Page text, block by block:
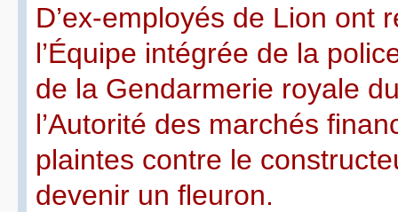
D’ex-employés de Lion ont
l’Équipe intégrée de la
de la Gendarmerie royale
l’Autorité des marchés
plaintes contre le
devenir un fleuron.